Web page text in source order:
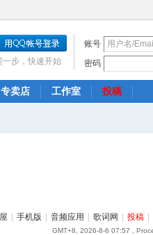
账号
密码
一步，快速开始
卖店 工作室 投稿
手机版 音频应用 歌词网 投稿
GMT+8, 2026-8-6 07:57 ,